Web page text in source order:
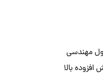
مهندسی
بالا